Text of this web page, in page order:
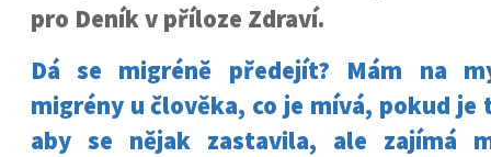
pro Deník v příloze Zdraví.
Dá se migréně předejít? Mám na
migrény u člověka, co je mívá, pokud je
aby se nějak zastavila, ale zajímá